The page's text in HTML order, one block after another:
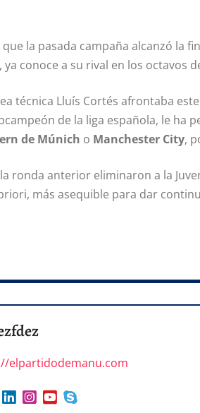
la pasada campaña alcanzó la
, ya conoce a su rival en los octavos
técnica Lluís Cortés afrontaba
de la liga española, le ha
de Múnich o Manchester City,
ronda anterior eliminaron a la
más asequible para dar
elpartidodemanu.com